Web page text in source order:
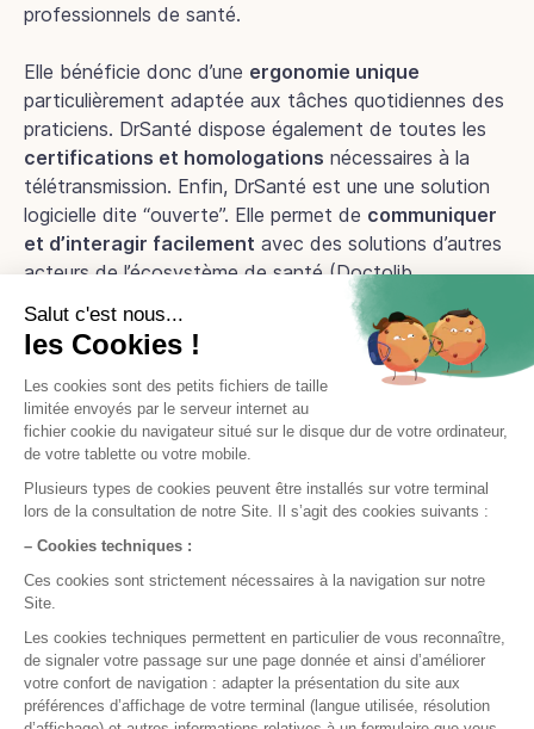
professionnels de santé.
Elle bénéficie donc d’une ergonomie unique
particulièrement adaptée aux tâches quotidiennes des
praticiens. DrSanté dispose également de toutes les
certifications et homologations nécessaires à la
télétransmission. Enfin, DrSanté est une une solution
logicielle dite “ouverte”. Elle permet de communiquer
et d’interagir facilement avec des solutions d’autres
acteurs de l’écosystème de santé (Doctolib,
Vous recherchez une solution pour effectuer vos
télétransmissions ?
Optez pour DrSanté, un logiciel de
télétransmission entièrement pensé pour faciliter
Prêt à nous essayer ?